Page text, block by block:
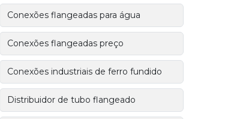
Conexões flangeadas para água
Conexões flangeadas preço
Conexões industriais de ferro fundido
Distribuidor de tubo flangeado